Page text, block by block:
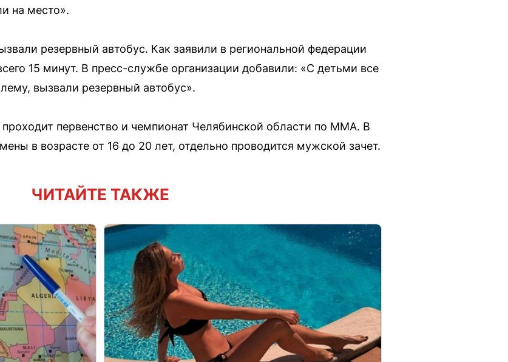
на место».
резервный автобус. Как заявили в региональной федерации
15 минут. В пресс-службе организации добавили: «С детьми все
вызвали резервный автобус».
первенство и чемпионат Челябинской области по ММА. В
в возрасте от 16 до 20 лет, отдельно проводится мужской зачет.
ЧИТАЙТЕ ТАКЖЕ